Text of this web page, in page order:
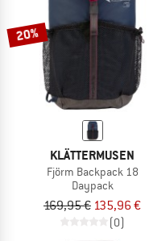
20%
KLÄTTERMUSEN
Fjörm Backpack 18
Daypack
169,95 € 135,96 €
(0)